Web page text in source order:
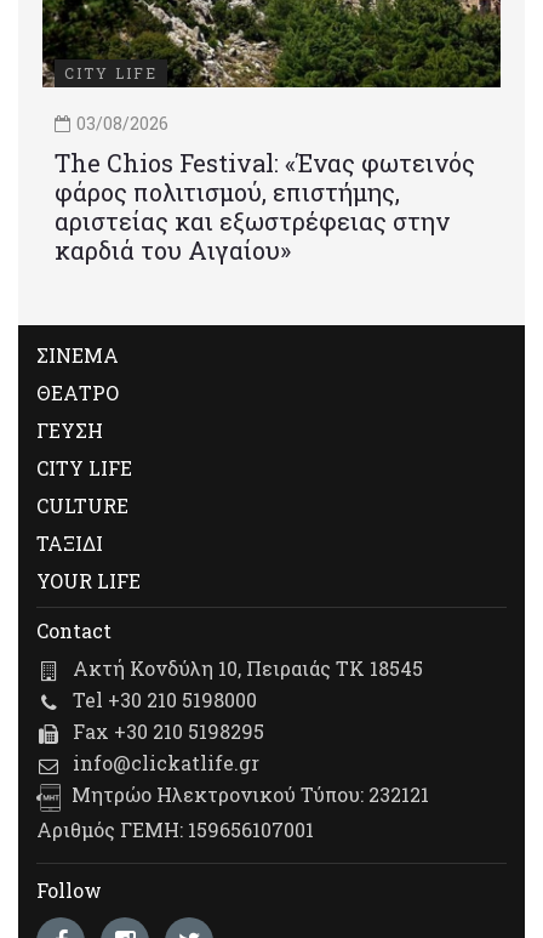
CITY LIFE
03/08/2026
Τhe Chios Festival: «Ένας φωτεινός
φάρος πολιτισμού, επιστήμης,
αριστείας και εξωστρέφειας στην
καρδιά του Αιγαίου»
ΣΙΝΕΜΑ
ΘΕΑΤΡΟ
ΓΕΥΣΗ
CITY LIFE
CULTURE
ΤΑΞΙΔΙ
YOUR LIFE
Contact
Ακτή Κονδύλη 10, Πειραιάς ΤΚ 18545
Tel +30 210 5198000
Fax +30 210 5198295
info@clickatlife.gr
Μητρώο Ηλεκτρονικού Τύπου: 232121
Αριθμός ΓΕΜΗ: 159656107001
Follow